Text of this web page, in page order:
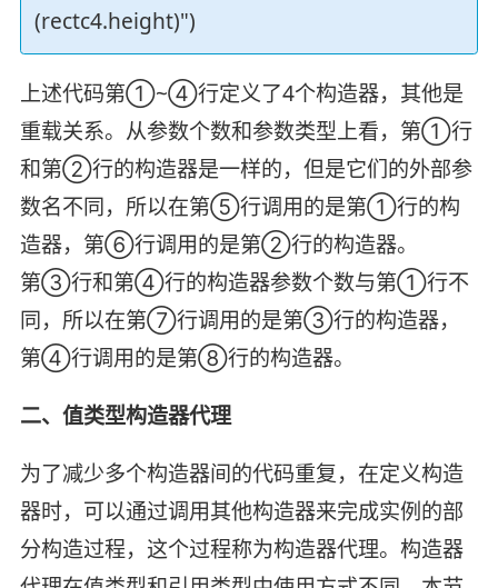
(rectc4.height)")
上述代码第①~④行定义了4个构造器，其他是
重载关系。从参数个数和参数类型上看，第①行
和第②行的构造器是一样的，但是它们的外部参
数名不同，所以在第⑤行调用的是第①行的构
造器，第⑥行调用的是第②行的构造器。
第③行和第④行的构造器参数个数与第①行不
同，所以在第⑦行调用的是第③行的构造器，
第④行调用的是第⑧行的构造器。
二、值类型构造器代理
为了减少多个构造器间的代码重复，在定义构造
器时，可以通过调用其他构造器来完成实例的部
分构造过程，这个过程称为构造器代理。构造器